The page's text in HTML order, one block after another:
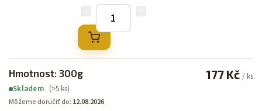
Hmotnost: 300g
Skladem (>5 ks)
Môžeme doručiť do: 12.08.2026
177 Kč / ks